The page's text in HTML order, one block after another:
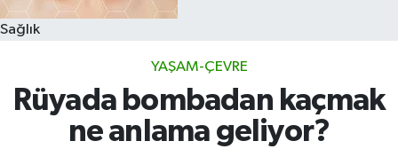
Sağlık
YAŞAM-ÇEVRE
Rüyada bombadan kaçmak
ne anlama geliyor?